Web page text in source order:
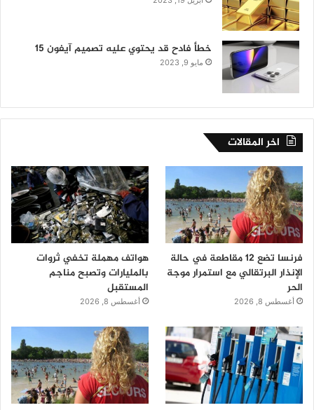
خطأ فادح قد يحتوي عليه تصميم آيفون 15
مايو 9, 2023
اخر المقالات
فرنسا تضع 12 مقاطعة في حالة
الإنذار البرتقالي مع استمرار موجة
الحر
أغسطس 8, 2026
هواتف مهملة تخفي ثروات
بالمليارات وتصبح مناجم
المستقبل
أغسطس 8, 2026